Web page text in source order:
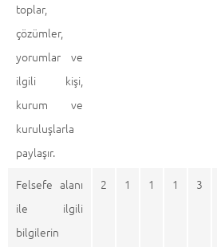
toplar,
çözümler,
yorumlar ve
ilgili kişi,
kurum ve
kuruluşlarla
paylaşır.
Felsefe alanı
ile ilgili
bilgilerin
2 1 1 1 3